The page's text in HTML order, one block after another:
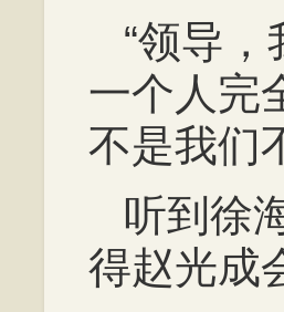
“领导
一个人完
不是我们
听到徐
得赵光成